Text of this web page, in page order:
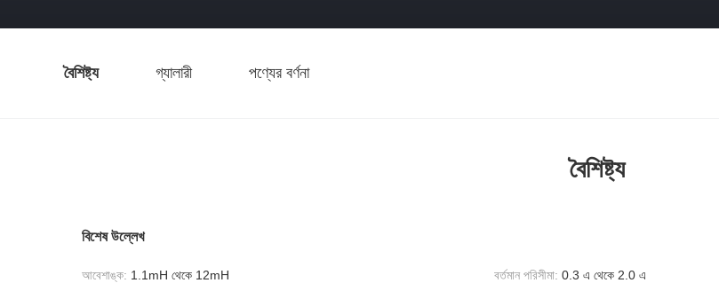
বৈশিষ্ট্য গ্যালারী পণ্যের বর্ণনা
বৈশিষ্ট্য
বিশেষ উল্লেখ
আবেশাঙ্ক: 1.1mH থেকে 12mH বর্তমান পরিসীমা: 0.3 এ থেকে 2.0 এ